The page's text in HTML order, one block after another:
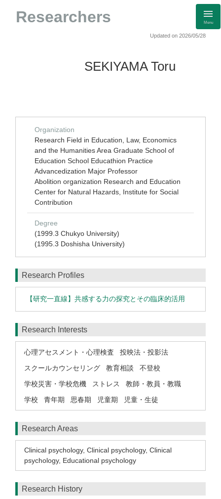
Researchers Menu
Updated on 2026/05/28
SEKIYAMA Toru
Organization
Research Field in Education, Law, Economics
and the Humanities Area Graduate School of
Education School Educathion Practice
Advancedization Major Professor
Abolition organization Research and Education
Center for Natural Hazards, Institute for Social
Contribution
Degree
(1999.3 Chukyo University)
(1995.3 Doshisha University)
Research Profiles
【研究一直線】共感する力の探究とその臨床的活用
Research Interests
心理アセスメント・心理検査
投映法・投影法
スクールカウンセリング
教育相談
不登校
学校災害・学校危機
ストレス
教師・教員・教職
学校
青年期 思春期 児童期 児童・生徒
Research Areas
Clinical psychology, Clinical psychology, Clinical
psychology, Educational psychology
Research History